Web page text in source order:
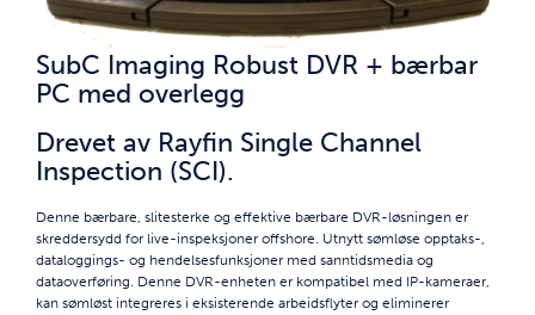
SubC Imaging Robust DVR + bærbar
PC med overlegg
Drevet av Rayfin Single Channel
Inspection (SCI).
Denne bærbare, slitesterke og effektive bærbare DVR-løsningen er
skreddersydd for live-inspeksjoner offshore. Utnytt sømløse opptaks-,
dataloggings- og hendelsesfunksjoner med sanntidsmedia og
dataoverføring. Denne DVR-enheten er kompatibel med IP-kameraer,
kan sømløst integreres i eksisterende arbeidsflyter og eliminerer